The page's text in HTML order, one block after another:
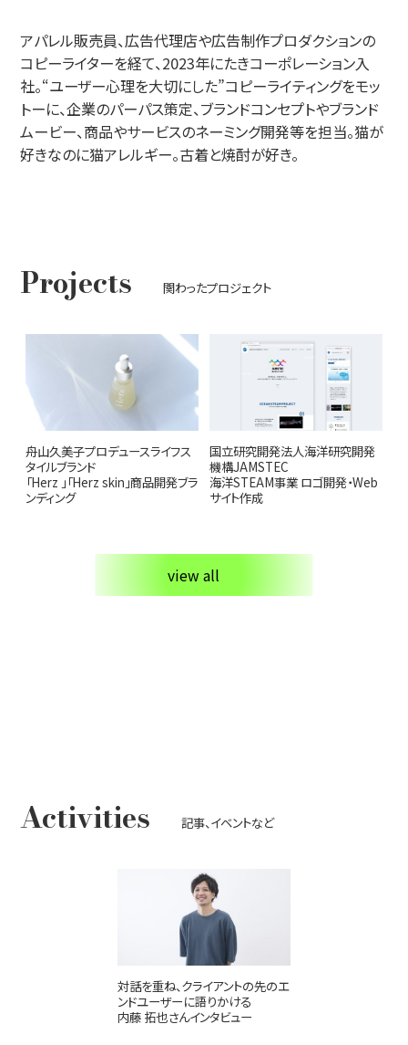
ニュース
ダウンロード
お問い合わせ
アパレル販売員、広告代理店や広告制作プロダクションの
コピーライターを経て、2023年にたきコーポレーション入
社。“ユーザー心理を大切にした”コピーライティングをモッ
トーに、企業のパーパス策定、ブランドコンセプトやブランド
ムービー、商品やサービスのネーミング開発等を担当。猫が
好きなのに猫アレルギー。古着と焼酎が好き。
Projects 関わったプロジェクト
舟山久美子プロデュースライフス
タイルブランド
「Herz 」「Herz skin」商品開発ブラ
ンディング
国立研究開発法人海洋研究開発
機構JAMSTEC
海洋STEAM事業 ロゴ開発・Web
サイト作成
view all
Activities 記事、イベントなど
対話を重ね、クライアントの先のエ
ンドユーザーに語りかける
内藤 拓也さんインタビュー